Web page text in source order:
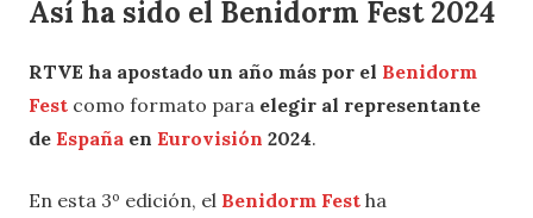
Así ha sido el Benidorm Fest 2024
RTVE ha apostado un año más por el Benidorm
Fest como formato para elegir al representante
de España en Eurovisión 2024.
En esta 3º edición, el Benidorm Fest ha